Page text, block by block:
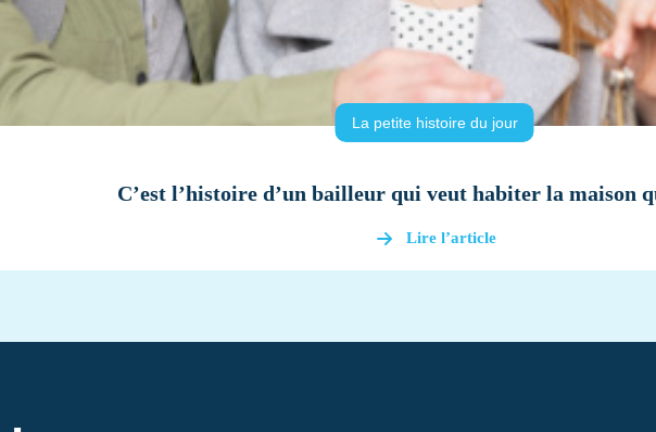
La petite histoire du jour
C’est l’histoire d’un bailleur qui veut habiter la maison
Lire l’article